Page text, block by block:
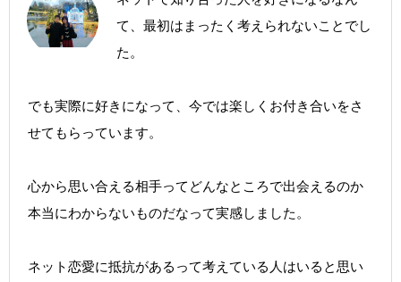
て、最初はまったく考えられないことでし
た。
でも実際に好きになって、今では楽しくお付き合いをさ
せてもらっています。
心から思い合える相手ってどんなところで出会えるのか
本当にわからないものだなって実感しました。
ネット恋愛に抵抗があるって考えている人はいると思い